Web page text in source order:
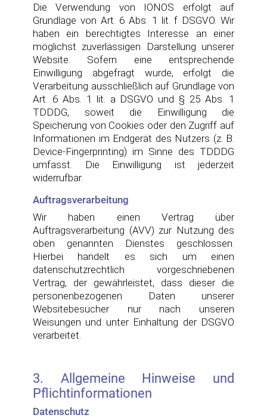
Die Verwendung von IONOS erfolgt auf
Grundlage von Art. 6 Abs. 1 lit. f DSGVO. Wir
haben ein berechtigtes Interesse an einer
möglichst zuverlässigen Darstellung unserer
Website. Sofern eine entsprechende
Einwilligung abgefragt wurde, erfolgt die
Verarbeitung ausschließlich auf Grundlage von
Art. 6 Abs. 1 lit. a DSGVO und § 25 Abs. 1
TDDDG, soweit die Einwilligung die
Speicherung von Cookies oder den Zugriff auf
Informationen im Endgerät des Nutzers (z. B.
Device-Fingerprinting) im Sinne des TDDDG
umfasst. Die Einwilligung ist jederzeit
widerrufbar.
Auftragsverarbeitung
Wir haben einen Vertrag über
Auftragsverarbeitung (AVV) zur Nutzung des
oben genannten Dienstes geschlossen.
Hierbei handelt es sich um einen
datenschutzrechtlich vorgeschriebenen
Vertrag, der gewährleistet, dass dieser die
personenbezogenen Daten unserer
Websitebesucher nur nach unseren
Weisungen und unter Einhaltung der DSGVO
verarbeitet.
3. Allgemeine Hinweise und
Pflichtinformationen
Datenschutz